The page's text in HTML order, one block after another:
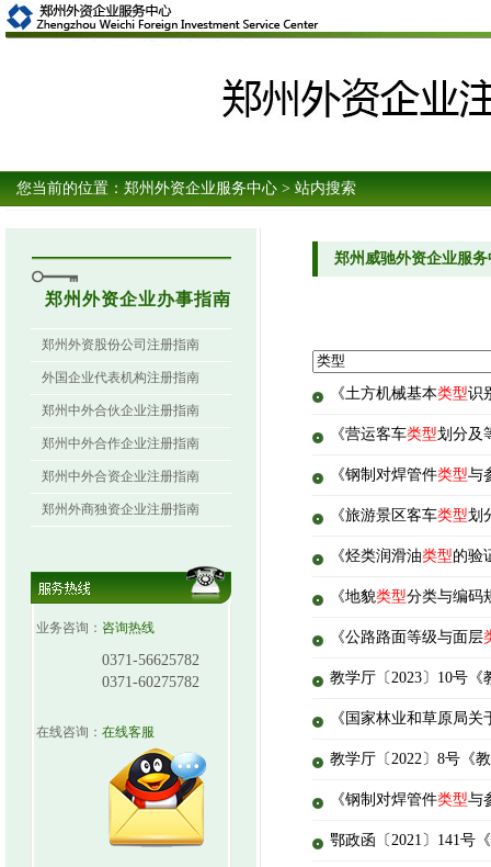
您当前的位置： 郑州外资企业服务中心 > 站内搜索
郑州外资企业办事指南
郑州外资股份公司注册指南
外国企业代表机构注册指南
郑州中外合伙企业注册指南
郑州中外合作企业注册指南
郑州中外合资企业注册指南
郑州外商独资企业注册指南
业务咨询： 咨询热线
0371-56625782
0371-60275782
在线咨询： 在线客服
郑州威驰外资企业服
《土方机械基本类型识
《营运客车类型划分及
《钢制对焊管件类型与
《旅游景区客车类型划
《烃类润滑油类型的验
《地貌类型分类与编码
《公路路面等级与面层
教学厅〔2023〕10号
《国家林业和草原局
教学厅〔2022〕8号《
《钢制对焊管件类型与
鄂政函〔2021〕141号